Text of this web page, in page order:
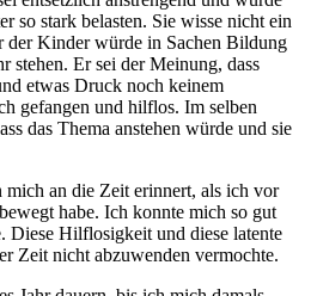
so stark belasten. Sie wisse nicht ein
der Kinder würde in Sachen Bildung
stehen. Er sei der Meinung, dass
etwas Druck noch keinem
gefangen und hilflos. Im selben
das Thema anstehen würde und sie
an die Zeit erinnert, als ich vor
habe. Ich konnte mich so gut
Diese Hilflosigkeit und diese latente
Zeit nicht abzuwenden vermochte.